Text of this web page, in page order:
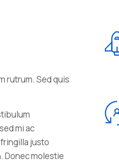
rutrum. Sed quis
mi ac
justo
Donec molestie